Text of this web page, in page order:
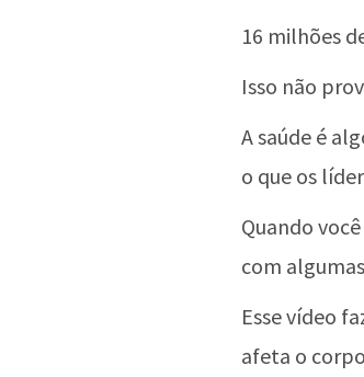
16 milhões
Isso não
A saúde é
o que os
Quando
com
Esse vídeo
afeta o